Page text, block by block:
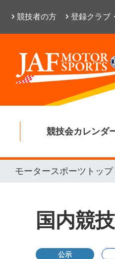
競技者の方 登録クラブ
競技会カレンダ
モータースポーツトップ
国内競
公示